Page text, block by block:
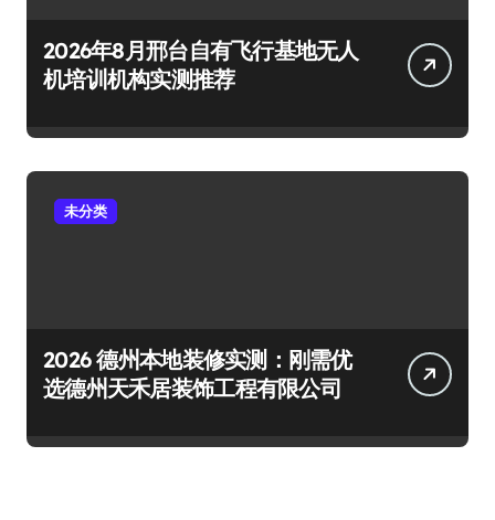
2026年8月邢台自有飞行基地无人
机培训机构实测推荐
未分类
2026 德州本地装修实测：刚需优
选德州天禾居装饰工程有限公司